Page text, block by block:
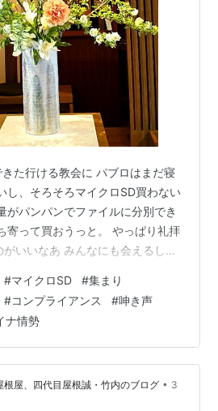
た行ける教会に パブロはまだ寝
し、そろそろマイクロSD買わない
がパンパンでファイルに分別でき
寄って買おうっと。 やっぱり礼拝
いいなあ みんなにも会えるし、
る。気が反れる しばらく会って
ました 聖歌隊は練習が朝早くは
ってるけど、 リーダーに話した
みて」と言われちゃった😅 長くや
聖歌隊には礼拝をリードすると
#マイクロSD #集まり
#コンプライアンス #呻き声
ナ情勢
根屋、四代目屋根誠・竹内のブログ • 3